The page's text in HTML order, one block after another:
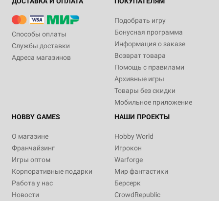
Способы оплаты
Службы доставки
Адреса магазинов
Подобрать игру
Бонусная программа
Информация о заказе
Возврат товара
Помощь с правилами
Архивные игры
Товары без скидки
Мобильное приложение
HOBBY GAMES
О магазине
Франчайзинг
Игры оптом
Корпоративные подарки
Работа у нас
Новости
НАШИ ПРОЕКТЫ
Hobby World
Игрокон
Warforge
Мир фантастики
Берсерк
CrowdRepublic